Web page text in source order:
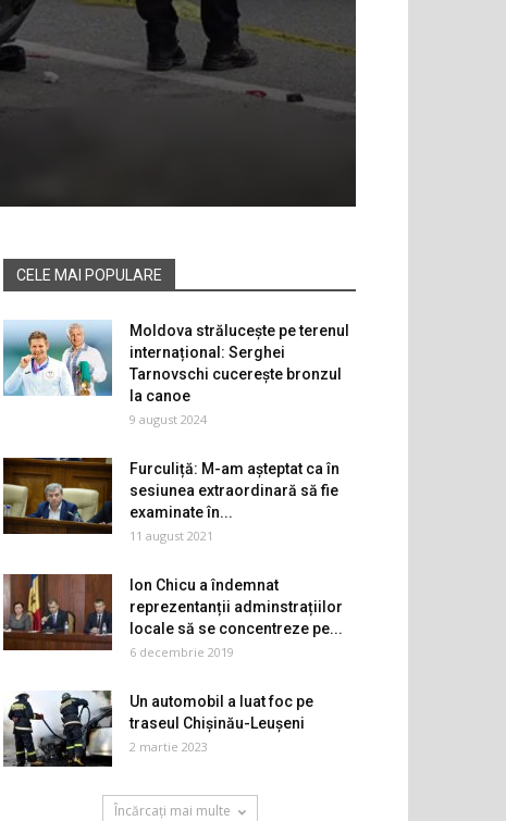
CELE MAI POPULARE
Moldova strălucește pe terenul
internațional: Serghei
Tarnovschi cucerește bronzul
la canoe
9 august 2024
Furculiță: M-am așteptat ca în
sesiunea extraordinară să fie
examinate în...
11 august 2021
Ion Chicu a îndemnat
reprezentanții adminstrațiilor
locale să se concentreze pe...
6 decembrie 2019
Un automobil a luat foc pe
traseul Chișinău-Leușeni
2 martie 2023
Încărcați mai multe